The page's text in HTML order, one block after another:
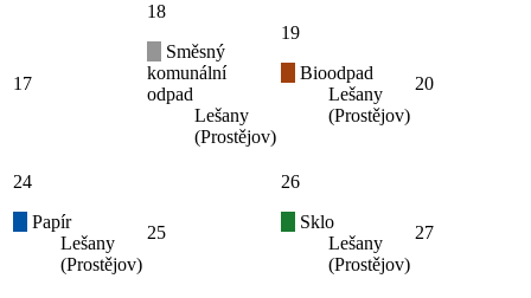
17
18
Směsný
komunální
odpad
Lešany
(Prostějov)
19
Bioodpad
Lešany
(Prostějov)
20
24
Papír
Lešany
(Prostějov)
25
26
Sklo
Lešany
(Prostějov)
27